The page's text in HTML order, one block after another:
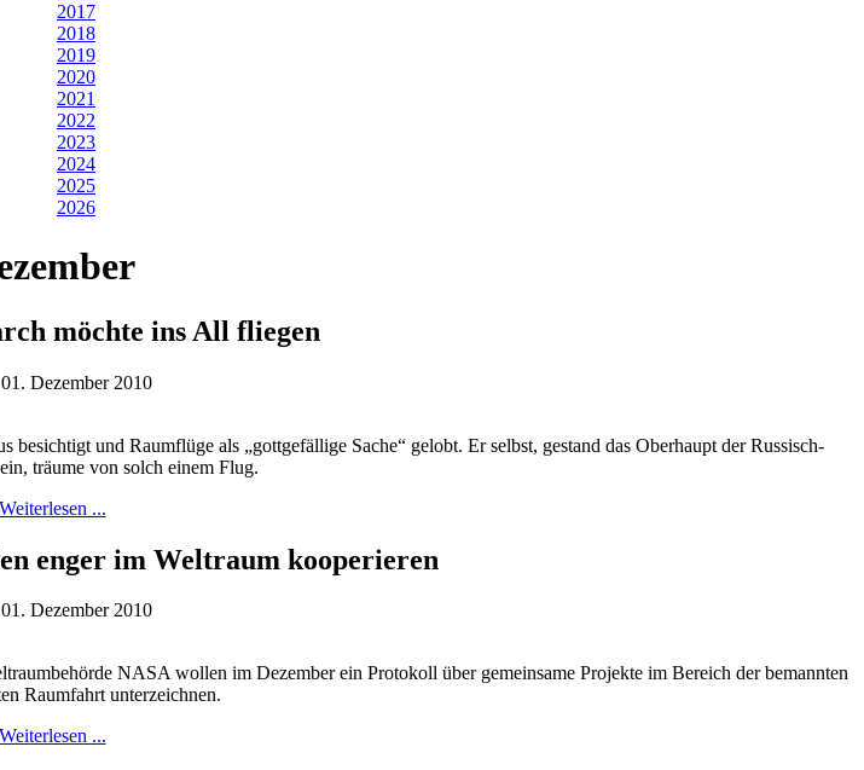
2017
2018
2019
2020
2021
2022
2023
2024
2025
2026
möchte ins All fliegen
01. Dezember 2010
und Raumflüge als „gottgefällige Sache“ gelobt. Er selbst, gestand das Oberhaupt der Russisch-
träume von solch einem Flug.
Weiterlesen ...
enger im Weltraum kooperieren
01. Dezember 2010
NASA wollen im Dezember ein Protokoll über gemeinsame Projekte im Bereich der bemannten
Raumfahrt unterzeichnen.
Weiterlesen ...